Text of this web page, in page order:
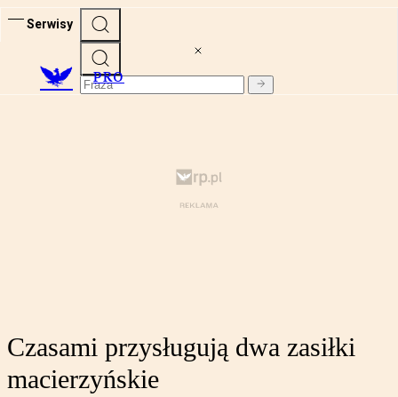
Serwisy
PRO
Czasami przysługują dwa zasiłki
macierzyńskie